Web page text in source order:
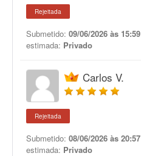
Rejeitada
Submetido: 09/06/2026 às 15:59
estimada: Privado
Carlos V.
Rejeitada
Submetido: 08/06/2026 às 20:57
estimada: Privado